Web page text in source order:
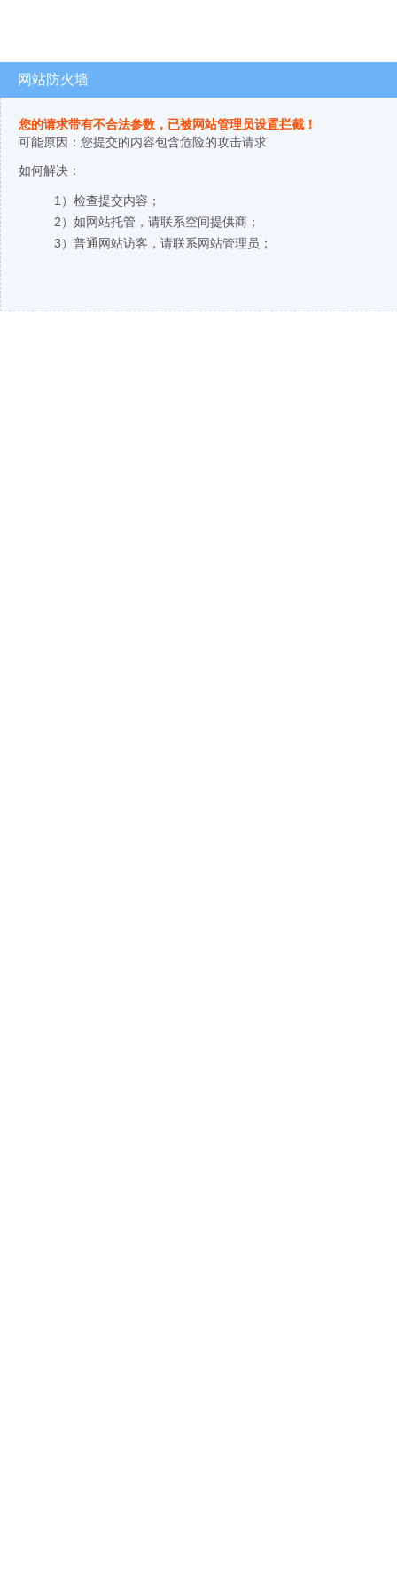
网站防火墙
您的请求带有不合法参数，已被网站管理员设置拦截！
可能原因：您提交的内容包含危险的攻击请求
如何解决：
1）检查提交内容；
2）如网站托管，请联系空间提供商；
3）普通网站访客，请联系网站管理员；